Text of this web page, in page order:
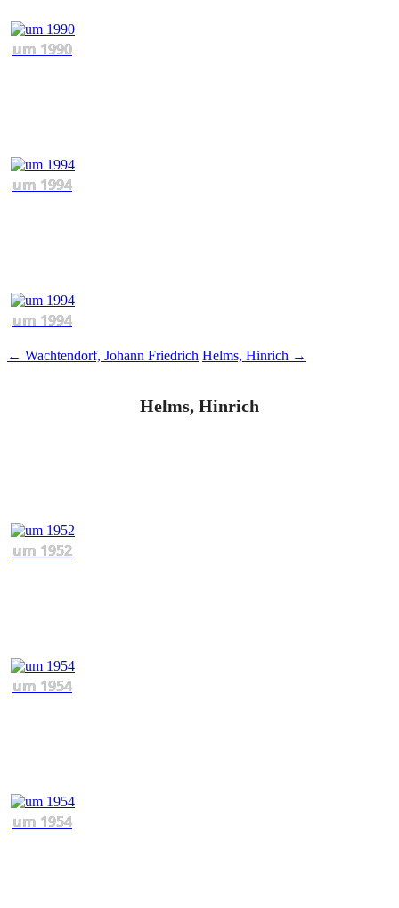
um 1990
um 1994
um 1994
Beitragsnavigation
← Wachtendorf, Johann Friedrich Helms, Hinrich →
Helms, Hinrich
um 1952
um 1954
um 1954